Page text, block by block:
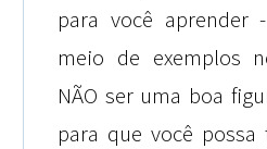
para você aprender
meio de exemplos
NÃO ser uma boa
para que você